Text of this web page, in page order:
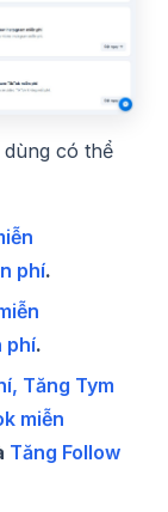
có thể
phí.
phí.
Tăng Tym
miễn
Tăng Follow